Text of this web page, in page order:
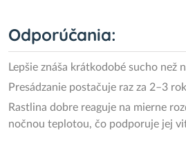
Odporúčania:
Lepšie znáša krátkodobé sucho než
Presádzanie postačuje raz za 2–3
Rastlina dobre reaguje na mierne
nočnou teplotou, čo podporuje jej